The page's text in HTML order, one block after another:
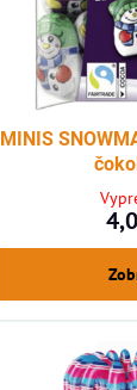
MINIS